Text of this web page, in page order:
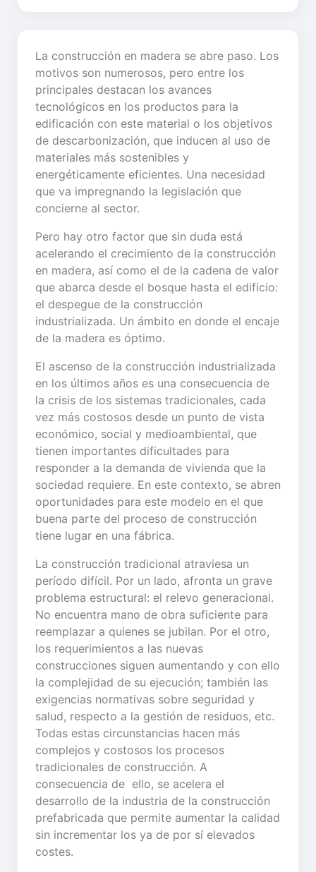
La construcción en madera se abre paso. Los
motivos son numerosos, pero entre los
principales destacan los avances
tecnológicos en los productos para la
edificación con este material o los objetivos
de descarbonización, que inducen al uso de
materiales más sostenibles y
energéticamente eficientes. Una necesidad
que va impregnando la legislación que
concierne al sector.
Pero hay otro factor que sin duda está
acelerando el crecimiento de la construcción
en madera, así como el de la cadena de valor
que abarca desde el bosque hasta el edificio:
el despegue de la construcción
industrializada. Un ámbito en donde el encaje
de la madera es óptimo.
El ascenso de la construcción industrializada
en los últimos años es una consecuencia de
la crisis de los sistemas tradicionales, cada
vez más costosos desde un punto de vista
económico, social y medioambiental, que
tienen importantes dificultades para
responder a la demanda de vivienda que la
sociedad requiere. En este contexto, se abren
oportunidades para este modelo en el que
buena parte del proceso de construcción
tiene lugar en una fábrica.
La construcción tradicional atraviesa un
período difícil. Por un lado, afronta un grave
problema estructural: el relevo generacional.
No encuentra mano de obra suficiente para
reemplazar a quienes se jubilan. Por el otro,
los requerimientos a las nuevas
construcciones siguen aumentando y con ello
la complejidad de su ejecución; también las
exigencias normativas sobre seguridad y
salud, respecto a la gestión de residuos, etc.
Todas estas circunstancias hacen más
complejos y costosos los procesos
tradicionales de construcción. A
consecuencia de ello, se acelera el
desarrollo de la industria de la construcción
prefabricada que permite aumentar la calidad
sin incrementar los ya de por sí elevados
costes.